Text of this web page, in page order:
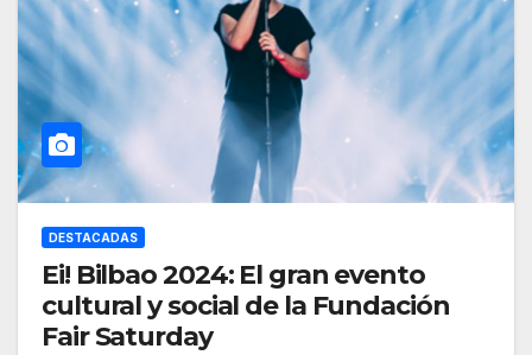
DESTACADAS
Ei! Bilbao 2024: El gran evento
cultural y social de la Fundación
Fair Saturday